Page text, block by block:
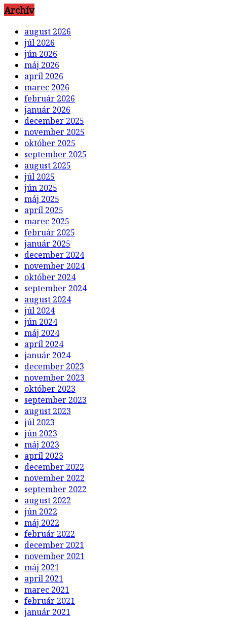
Archív
august 2026
júl 2026
jún 2026
máj 2026
apríl 2026
marec 2026
február 2026
január 2026
december 2025
november 2025
október 2025
september 2025
august 2025
júl 2025
jún 2025
máj 2025
apríl 2025
marec 2025
február 2025
január 2025
december 2024
november 2024
október 2024
september 2024
august 2024
júl 2024
jún 2024
máj 2024
apríl 2024
január 2024
december 2023
november 2023
október 2023
september 2023
august 2023
júl 2023
jún 2023
máj 2023
apríl 2023
december 2022
november 2022
september 2022
august 2022
jún 2022
máj 2022
február 2022
december 2021
november 2021
máj 2021
apríl 2021
marec 2021
február 2021
január 2021